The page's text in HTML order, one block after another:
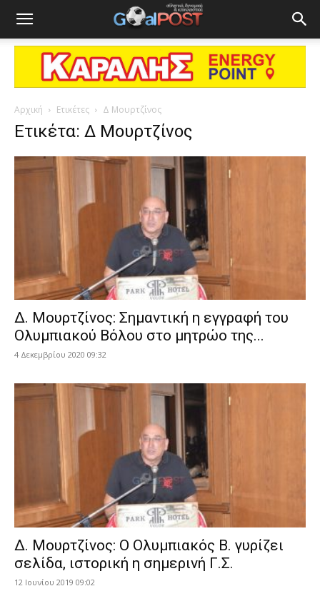
Αρχική Ετικέτες Δ Μουρτζίνος
Ετικέτα: Δ Μουρτζίνος
Δ. Μουρτζίνος: Σημαντική η εγγραφή του
Ολυμπιακού Βόλου στο μητρώο της...
4 Δεκεμβρίου 2020 09:32
Δ. Μουρτζίνος: Ο Ολυμπιακός Β. γυρίζει
σελίδα, ιστορική η σημερινή Γ.Σ.
12 Ιουνίου 2019 09:02